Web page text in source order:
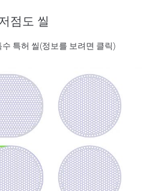
점도 씰
특허 씰(정보를 보려면 클릭)